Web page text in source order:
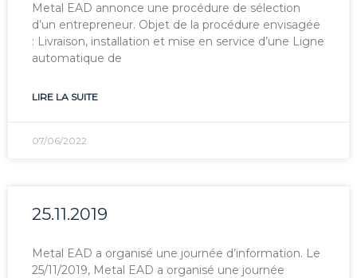
Metal EAD annonce une procédure de sélection
d’un entrepreneur. Objet de la procédure envisagée
: Livraison, installation et mise en service d’une Ligne
automatique de
LIRE LA SUITE
07/06/2022
25.11.2019
Metal EAD a organisé une journée d’information. Le
25/11/2019, Metal EAD a organisé une journée